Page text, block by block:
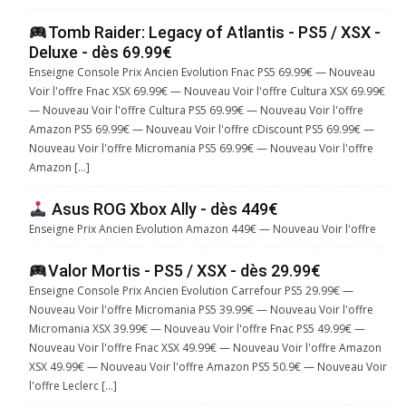
Tomb Raider: Legacy of Atlantis - PS5 / XSX -
Deluxe - dès 69.99€
Enseigne Console Prix Ancien Evolution Fnac PS5 69.99€ — Nouveau
Voir l'offre Fnac XSX 69.99€ — Nouveau Voir l'offre Cultura XSX 69.99€
— Nouveau Voir l'offre Cultura PS5 69.99€ — Nouveau Voir l'offre
Amazon PS5 69.99€ — Nouveau Voir l'offre cDiscount PS5 69.99€ —
Nouveau Voir l'offre Micromania PS5 69.99€ — Nouveau Voir l'offre
Amazon […]
Asus ROG Xbox Ally - dès 449€
Enseigne Prix Ancien Evolution Amazon 449€ — Nouveau Voir l'offre
Valor Mortis - PS5 / XSX - dès 29.99€
Enseigne Console Prix Ancien Evolution Carrefour PS5 29.99€ —
Nouveau Voir l'offre Micromania PS5 39.99€ — Nouveau Voir l'offre
Micromania XSX 39.99€ — Nouveau Voir l'offre Fnac PS5 49.99€ —
Nouveau Voir l'offre Fnac XSX 49.99€ — Nouveau Voir l'offre Amazon
XSX 49.99€ — Nouveau Voir l'offre Amazon PS5 50.9€ — Nouveau Voir
l'offre Leclerc […]